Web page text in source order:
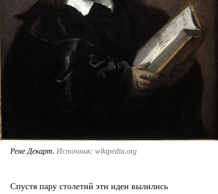
Рене Декарт. Источник: wikipedia.org
Спустя пару столетий эти идеи вылились